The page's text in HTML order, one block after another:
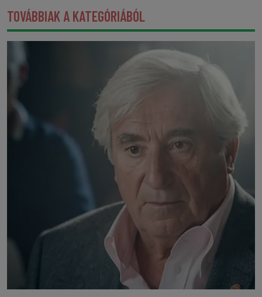
TOVÁBBIAK A KATEGÓRIÁBÓL